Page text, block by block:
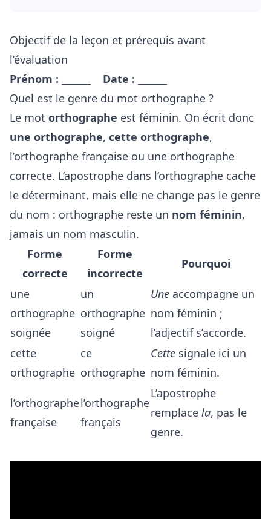
Objectif de la leçon et prérequis avant
l’évaluation
Prénom :
Date :
Quel est le genre du mot orthographe ?
Le mot orthographe est féminin. On écrit donc
une orthographe, cette orthographe,
l’orthographe française ou une orthographe
correcte. L’apostrophe dans l’orthographe cache
le déterminant, mais elle ne change pas le genre
du nom : orthographe reste un nom féminin,
jamais un nom masculin.
Forme
correcte
Forme
incorrecte
Pourquoi
une
orthographe
soignée
un
orthographe
soigné
Une accompagne un
nom féminin ;
l’adjectif s’accorde.
cette
orthographe
ce
orthographe
Cette signale ici un
nom féminin.
l’orthographe
française
l’orthographe
français
L’apostrophe
remplace la, pas le
genre.